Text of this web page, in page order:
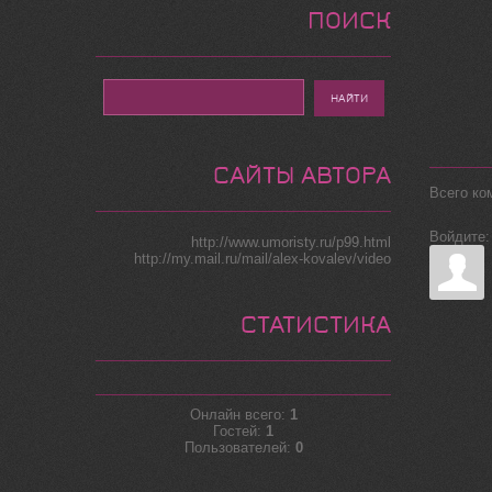
Всего
Войдите:
ПОИСК
САЙТЫ АВТОРА
http://www.umoristy.ru/p99.html
http://my.mail.ru/mail/alex-kovalev/video
СТАТИСТИКА
Онлайн всего: 1
Гостей: 1
Пользователей: 0